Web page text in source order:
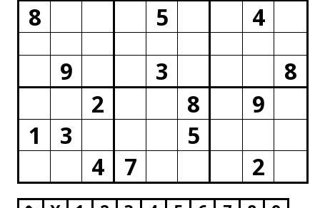
8
5
4
9
3
8
2
8
9
1
3
5
4
7 2